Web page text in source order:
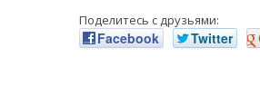
Поделитесь с друзьями:
Facebook Twitter